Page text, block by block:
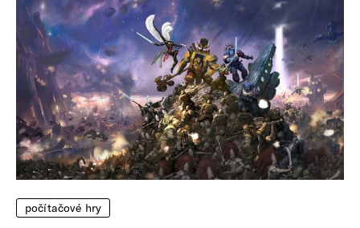
počítačové hry